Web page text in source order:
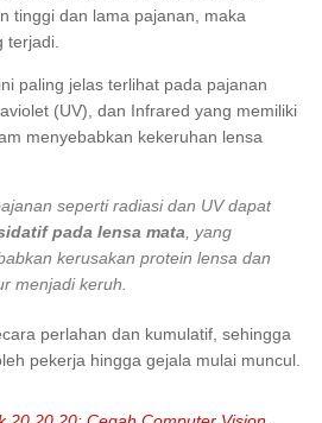
tinggi dan lama pajanan, maka
terjadi.
paling jelas terlihat pada pajanan
(UV), dan Infrared yang memiliki
menyebabkan kekeruhan lensa
seperti radiasi dan UV dapat
pada lensa mata , yang
kerusakan protein lensa dan
menjadi keruh.
perlahan dan kumulatif, sehingga
pekerja hingga gejala mulai muncul.